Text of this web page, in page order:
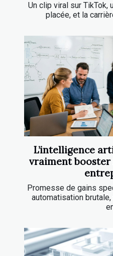
Un clip viral sur TikTok,
placée, et la
L’intelligence
vraiment
Promesse de gains
automatisation brutale,